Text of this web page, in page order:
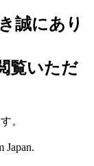
誠にあり
覧いただ
。
Japan.